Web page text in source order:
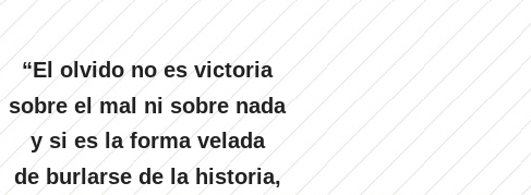
“El olvido no es victoria
sobre el mal ni sobre nada
y si es la forma velada
de burlarse de la historia,